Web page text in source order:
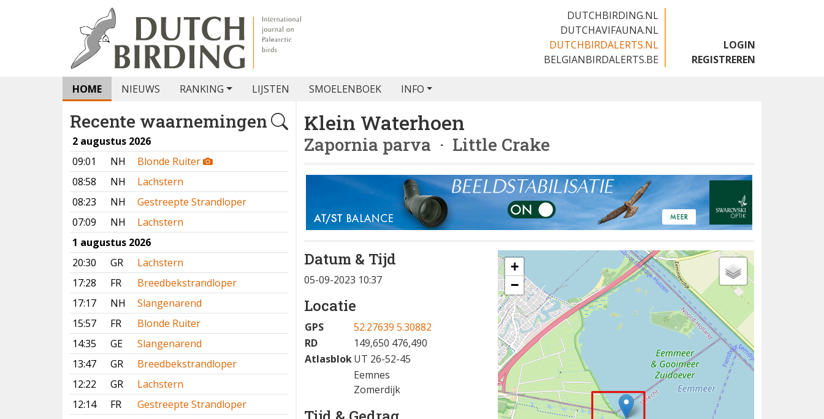
DUTCHBIRDING.NL
DUTCHAVIFAUNA.NL
DUTCHBIRDALERTS.NL
BELGIANBIRDALERTS.BE
LOGIN
REGISTREREN
HOME NIEUWS RANKING LIJSTEN SMOELENBOEK INFO
Recente waarnemingen
2 augustus 2026
09:01
NH
Blonde Ruiter
08:58
NH
Lachstern
08:23
NH
Gestreepte Strandloper
07:09
NH
Lachstern
1 augustus 2026
20:30
GR
Lachstern
17:28
FR
Breedbekstrandloper
17:17
NH
Slangenarend
15:57
FR
Blonde Ruiter
14:35
GE
Slangenarend
13:47
GR
Breedbekstrandloper
12:22
GR
Lachstern
12:14
FR
Gestreepte Strandloper
Klein Waterhoen
Zapornia parva · Little Crake
Datum & Tijd
05-09-2023 10:37
Locatie
GPS
52.27639 5.30882
RD
149,650 476,490
AtlasblokUT 26-52-45
Eemnes
Zomerdijk
+
−